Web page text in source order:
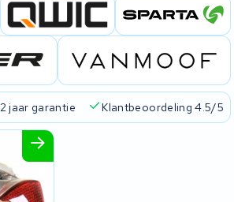
2 jaar garantie Klantbeoordeling 4.5/5